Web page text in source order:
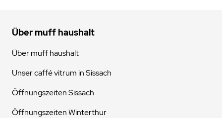
Über muff haushalt
Über muff haushalt
Unser caffé vitrum in Sissach
Öffnungszeiten Sissach
Öffnungszeiten Winterthur